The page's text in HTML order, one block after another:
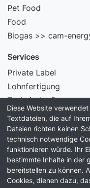
Pet Food
Food
Biogas >> cam-
Services
Private Label
Lohnfertigung
Technische Beratung
Laborservice
Information
Unternehmen
Qualität
Karriere
Diese Website
Textdateien, die auf
Dateien richten keinen
technisch notwendige
funktionieren würde. Ihr
bestimmte Inhalte in der
bereitstellen zu können.
Cookies, dienen dazu,